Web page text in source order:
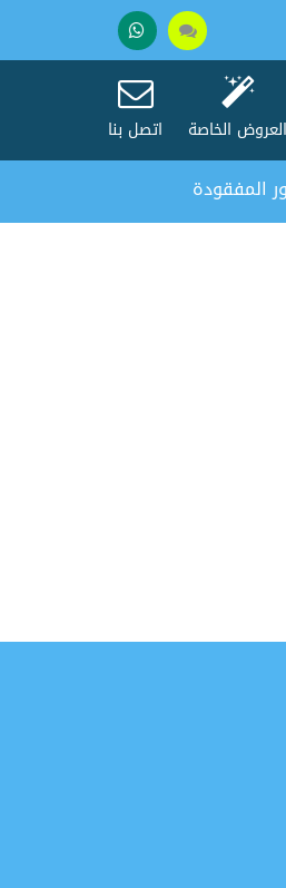
تحدث
مع
العروض الخاصة
اتصل بنا
المفقودة